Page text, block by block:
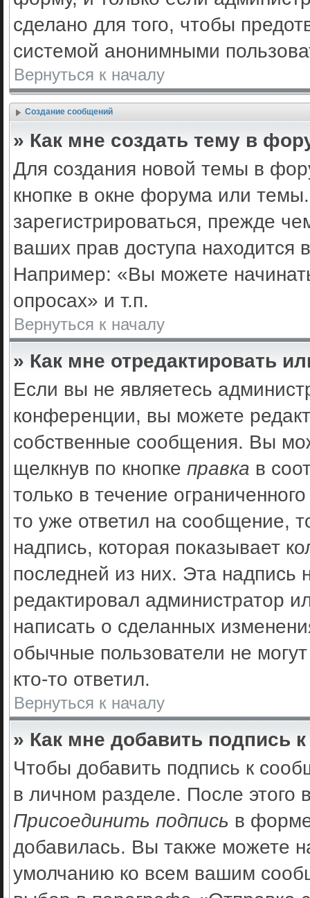
сделано для того, чтобы
системой анонимными
Вернуться к началу
Создание сообщений
» Как мне создать тему в
Для создания новой темы в
кнопке в окне форума или
зарегистрироваться, прежде
ваших прав доступа
Например: «Вы можете
опросах» и т.п.
Вернуться к началу
» Как мне отредактировать
Если вы не являетесь
конференции, вы можете
собственные сообщения. Вы
щелкнув по кнопке правка в
только в течение
то уже ответил на сообщение,
надпись, которая показывает
последней из них. Эта надпись
редактировал администратор
написать о сделанных
обычные пользователи не
кто-то ответил.
Вернуться к началу
» Как мне добавить подпись
Чтобы добавить подпись к
в личном разделе. После
Присоединить подпись в
добавилась. Вы также можете
умолчанию ко всем вашим